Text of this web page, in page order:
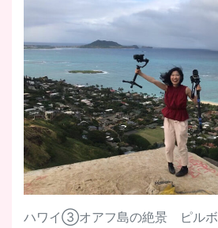
ハワイ③オアフ島の絶景 ピルボ